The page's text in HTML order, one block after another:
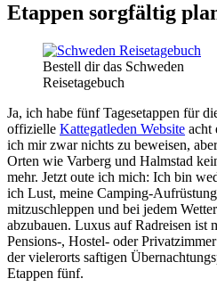
Etappen sorgfältig
Bestell dir das Schweden
Reisetagebuch
Ja, ich habe fünf Tagesetappen für
offizielle Kattegatleden Website acht
ich mir zwar nichts zu beweisen,
Orten wie Varberg und Halmstad
mehr. Jetzt oute ich mich: Ich bin
ich Lust, meine Camping-
mitzuschleppen und bei jedem
abzubauen. Luxus auf Radreisen ist
Pensions-, Hostel- oder
der vielerorts saftigen
Etappen fünf.